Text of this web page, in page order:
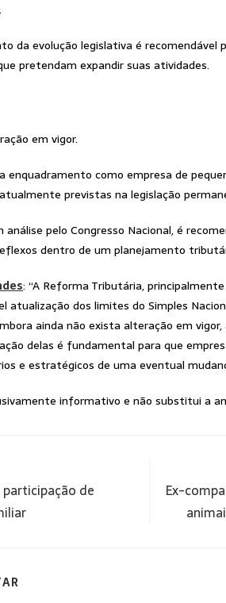
da evolução legislativa é recomendável
pretendam expandir suas atividades.
em vigor.
como empresa de
previstas na legislação
pelo Congresso Nacional, é
dentro de um planejamento
: “A Reforma Tributária,
atualização dos limites do Simples
ainda não exista alteração em
delas é fundamental para que
e estratégicos de uma eventual
informativo e não substitui a
participação de
Ex-